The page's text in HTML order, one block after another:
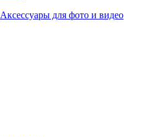
Аксессуары для фото и видео